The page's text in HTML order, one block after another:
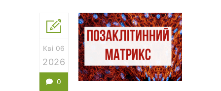
Кві 06
2026
0